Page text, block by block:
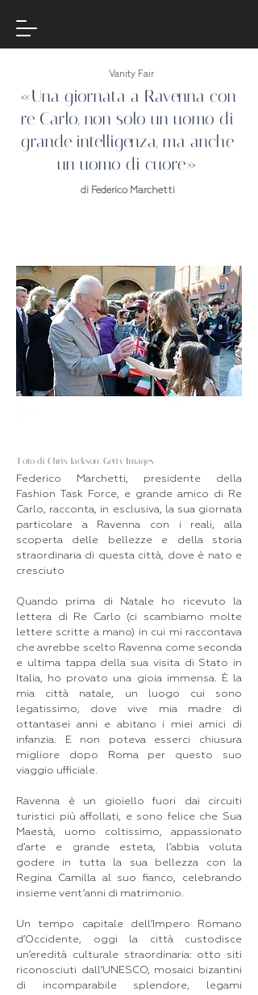
Vanity Fair
«Una giornata a Ravenna con
re Carlo, non solo un uomo di
grande intelligenza, ma anche
un uomo di cuore»
di Federico Marchetti
Foto di Chris Jackson/Getty Images
Federico Marchetti, presidente della
Fashion Task Force, e grande amico di Re
Carlo, racconta, in esclusiva, la sua giornata
particolare a Ravenna con i reali, alla
scoperta delle bellezze e della storia
straordinaria di questa città, dove è nato e
cresciuto
Quando prima di Natale ho ricevuto la
lettera di Re Carlo (ci scambiamo molte
lettere scritte a mano) in cui mi raccontava
che avrebbe scelto Ravenna come seconda
e ultima tappa della sua visita di Stato in
Italia, ho provato una gioia immensa. È la
mia città natale, un luogo cui sono
legatissimo, dove vive mia madre di
ottantasei anni e abitano i miei amici di
infanzia. E non poteva esserci chiusura
migliore dopo Roma per questo suo
viaggio ufficiale.
Ravenna è un gioiello fuori dai circuiti
turistici più affollati, e sono felice che Sua
Maestà, uomo coltissimo, appassionato
d’arte e grande esteta, l’abbia voluta
godere in tutta la sua bellezza con la
Regina Camilla al suo fianco, celebrando
insieme vent’anni di matrimonio.
Un tempo capitale dell’Impero Romano
d’Occidente, oggi la città custodisce
un’eredità culturale straordinaria: otto siti
riconosciuti dall’UNESCO, mosaici bizantini
di incomparabile splendore, legami